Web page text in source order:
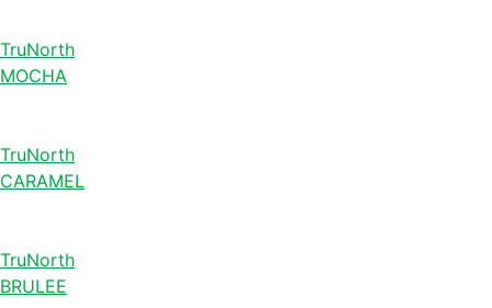
TruNorth
MOCHA
TruNorth
CARAMEL
TruNorth
BRULEE